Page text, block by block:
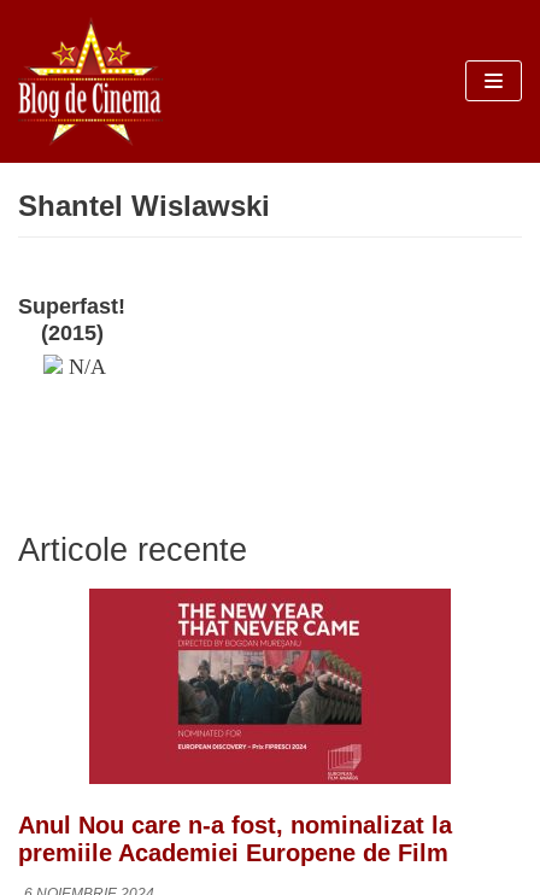
Sari
la
conținut
Shantel Wislawski
Superfast!
(2015)
N/A
Articole recente
Anul Nou care n-a fost, nominalizat la
premiile Academiei Europene de Film